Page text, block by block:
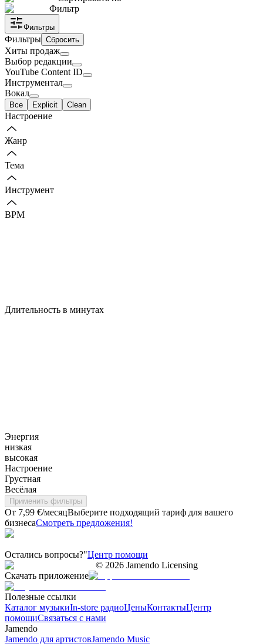
Фильтр
Фильтры
Фильтры Сбросить
Хиты продаж
Выбор редакции
YouTube Content ID
Инструментал
Вокал
Все Explicit Clean
Настроение
Жанр
Тема
Инструмент
BPM
Длительность в минутах
Энергия
низкая
высокая
Настроение
Грустная
Весёлая
Применить фильтры
От 7,99 €/месяцВыберите подходящий тариф для вашего
бизнесаСмотреть предложения!
Остались вопросы?"Центр помощи
© 2026 Jamendo Licensing
Скачать приложение
Полезные ссылки
Каталог музыкиIn-store радиоЦеныКонтактыЦентр
помощиСвязаться с нами
Jamendo
Jamendo для артистовJamendo Music